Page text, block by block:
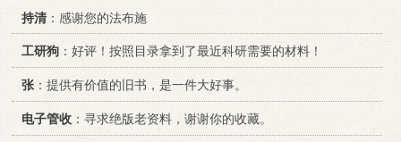
持清 ：感谢您的法布施
工研狗 ：好评！按照目录拿到了最近科研需要的材料！
张：提供有价值的旧书，是一件大好事。
电子管收 ：寻求绝版老资料，谢谢你的收藏。